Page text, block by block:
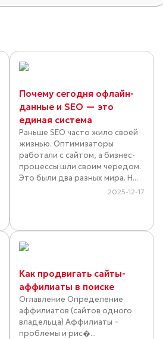
Почему сегодня офлайн-
данные и SEO — это
единая система
Раньше SEO часто жило своей
жизнью. Оптимизаторы
работали с сайтом, а бизнес-
процессы шли своим чередом.
Это были два разных мира. Н...
2025-12-17
Как продвигать сайты-
аффилиаты в поиске
Оглавление Определение
аффилиатов (сайтов одного
владельца) Аффилиаты –
проблемы и рис�...